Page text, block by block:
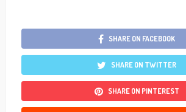
SHARE ON FACEBOOK
SHARE ON TWITTER
SHARE ON PINTEREST